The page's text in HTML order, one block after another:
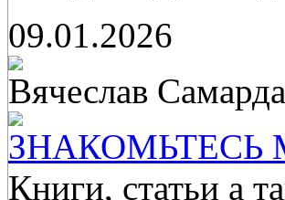
09.01.2026
Вячеслав
ЗНАКОМЬТЕСЬ
Книги, статьи а